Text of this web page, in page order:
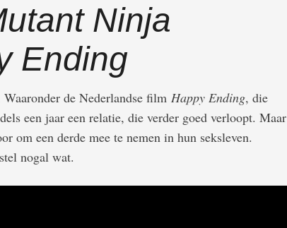
Ninja
Ending
de Nederlandse film Happy Ending, die
een jaar een relatie, die verder goed verloopt. Maar
om een derde mee te nemen in hun seksleven.
nogal wat.